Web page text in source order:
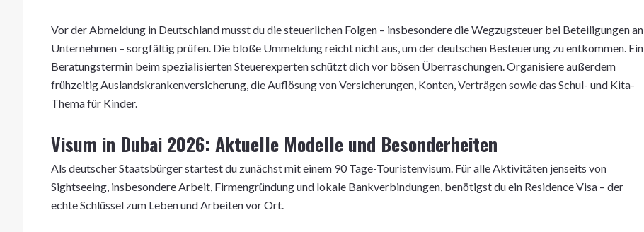
Vor der Abmeldung in Deutschland musst du die steuerlichen Folgen – insbesondere die Wegzugsteuer bei Beteiligungen an
Unternehmen – sorgfältig prüfen. Die bloße Ummeldung reicht nicht aus, um der deutschen Besteuerung zu entkommen. Ein
Beratungstermin beim spezialisierten Steuerexperten schützt dich vor bösen Überraschungen. Organisiere außerdem
frühzeitig Auslandskrankenversicherung, die Auflösung von Versicherungen, Konten, Verträgen sowie das Schul- und Kita-
Thema für Kinder.
Visum in Dubai 2026: Aktuelle Modelle und Besonderheiten
Als deutscher Staatsbürger startest du zunächst mit einem 90 Tage-Touristenvisum. Für alle Aktivitäten jenseits von
Sightseeing, insbesondere Arbeit, Firmengründung und lokale Bankverbindungen, benötigst du ein Residence Visa – der
echte Schlüssel zum Leben und Arbeiten vor Ort.